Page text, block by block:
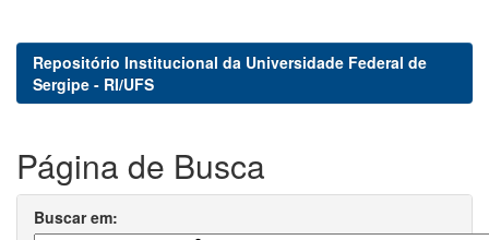
Repositório Institucional da Universidade Federal de
Sergipe - RI/UFS
Página de Busca
Buscar em: